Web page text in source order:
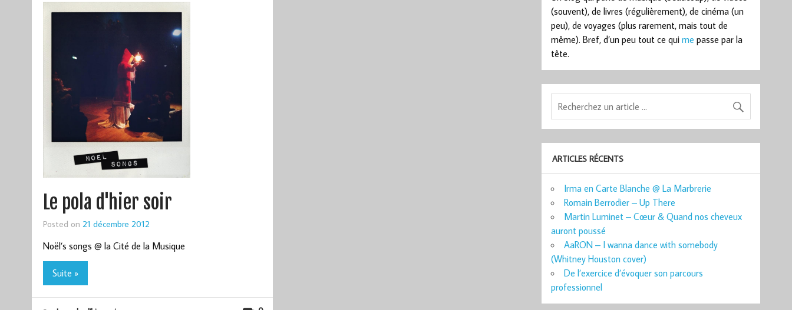
Le pola d'hier soir
Posted on 21 décembre 2012
Noël’s songs @ la Cité de la Musique
Suite »
(souvent), de livres (régulièrement), de cinéma (un
peu), de voyages (plus rarement, mais tout de
même). Bref, d’un peu tout ce quime passe par la
tête.
ARTICLES RÉCENTS
Irma en Carte Blanche @ La Marbrerie
Romain Berrodier – Up There
Martin Luminet – Cœur & Quand nos cheveux
auront poussé
AaRON – I wanna dance with somebody
(Whitney Houston cover)
De l’exercice d’évoquer son parcours
professionnel